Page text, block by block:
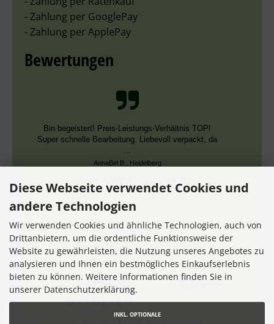
- Zahlung per GooglePay
- Zahlung per ApplePay
Bewertungen
Bin begeistert! Preis-Leistungs-Verhältnis TOP!
Super schnelle Bearbeitung. Liebevoll verpackt, da
...
AnnaBel B., Heidelberg
Datum der Kauferfahrung: 16.07.2026
7,356 Bewertungen
Diese Webseite verwendet Cookies und
andere Technologien
Wir verwenden Cookies und ähnliche Technologien, auch von
Drittanbietern, um die ordentliche Funktionsweise der
Website zu gewährleisten, die Nutzung unseres Angebotes zu
analysieren und Ihnen ein bestmögliches Einkaufserlebnis
bieten zu können. Weitere Informationen finden Sie in
unserer Datenschutzerklärung.
INKL. OPTIONALE